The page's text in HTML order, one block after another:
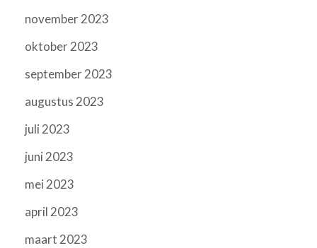
november 2023
oktober 2023
september 2023
augustus 2023
juli 2023
juni 2023
mei 2023
april 2023
maart 2023